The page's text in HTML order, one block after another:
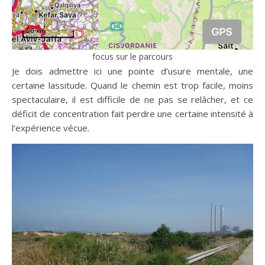
focus sur le parcours
Je dois admettre ici une pointe d’usure mentale, une
certaine lassitude. Quand le chemin est trop facile, moins
spectaculaire, il est difficile de ne pas se relâcher, et ce
déficit de concentration fait perdre une certaine intensité à
l’expérience vécue.